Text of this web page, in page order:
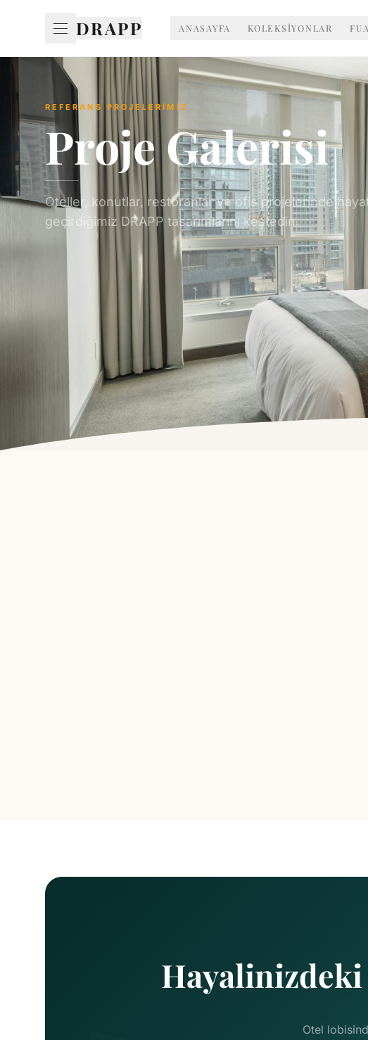
DRAPP ANASAYFA KOLEKSİYONLAR
REFERANS PROJELERİMİZ
Proje Galerisi
Oteller, konutlar, restoranlar ve ofis projelerinde
geçirdiğimiz DRAPP tasarımlarını keşfedin.
Otel